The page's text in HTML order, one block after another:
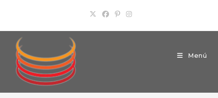
contenido
Menú